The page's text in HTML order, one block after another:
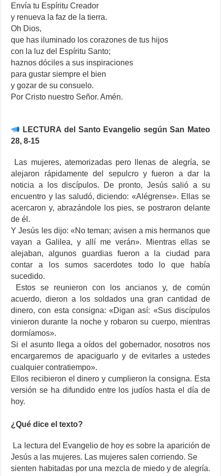
Envía tu Espíritu Creador
y renueva la faz de la tierra.
Oh Dios,
que has iluminado los corazones de tus hijos
con la luz del Espíritu Santo;
haznos dóciles a sus inspiraciones
para gustar siempre el bien
y gozar de su consuelo.
Por Cristo nuestro Señor. Amén.
LECTURA del Santo Evangelio según San Mateo
28, 8-15
Las mujeres, atemorizadas pero llenas de alegría, se
alejaron rápidamente del sepulcro y fueron a dar la
noticia a los discípulos. De pronto, Jesús salió a su
encuentro y las saludó, diciendo: «Alégrense». Ellas se
acercaron y, abrazándole los pies, se postraron delante
de él.
Y Jesús les dijo: «No teman; avisen a mis hermanos que
vayan a Galilea, y allí me verán». Mientras ellas se
alejaban, algunos guardias fueron a la ciudad para
contar a los sumos sacerdotes todo lo que había
sucedido.
Estos se reunieron con los ancianos y, de común
acuerdo, dieron a los soldados una gran cantidad de
dinero, con esta consigna: «Digan así: «Sus discípulos
vinieron durante la noche y robaron su cuerpo, mientras
dormíamos».
Si el asunto llega a oídos del gobernador, nosotros nos
encargaremos de apaciguarlo y de evitarles a ustedes
cualquier contratiempo».
Ellos recibieron el dinero y cumplieron la consigna. Esta
versión se ha difundido entre los judíos hasta el día de
hoy.
¿Qué dice el texto?
La lectura del Evangelio de hoy es sobre la aparición de
Jesús a las mujeres. Las mujeres salen corriendo. Se
sienten habitadas por una mezcla de miedo y de alegría.